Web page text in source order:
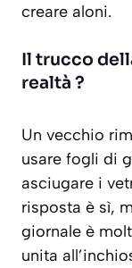
creare aloni.
Il trucco
realtà ?
Un vecchio
usare fogli di
asciugare i
risposta è sì,
giornale è
unita